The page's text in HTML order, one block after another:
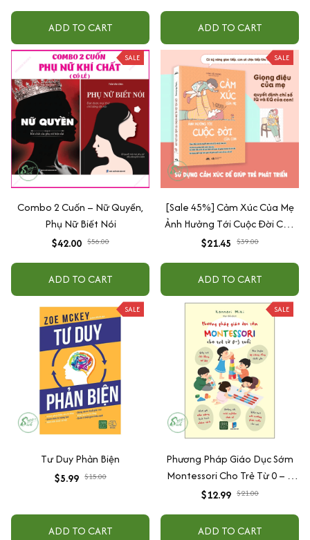
ADD TO CART
quang
ADD TO CART
SALE
Combo 2 Cuốn – Nữ Quyền,
Phụ Nữ Biết Nói
$42.00 $56.00
ADD TO CART
SALE
[Sale 45%] Cảm Xúc Của Mẹ
Ảnh Hưởng Tới Cuộc Đời Của
Con
$21.45 $39.00
ADD TO CART
SALE
Tư Duy Phản Biện
$5.99 $15.00
ADD TO CART
SALE
Phương Pháp Giáo Dục Sớm
Montessori Cho Trẻ Từ 0 – 3
Tuổi
$12.99 $21.00
ADD TO CART